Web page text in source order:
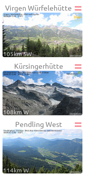
Virgen Würfelehütte
105km SW
Kürsingerhütte
108km W
Pendling West
114km W